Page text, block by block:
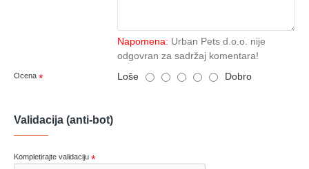
Napomena: Urban Pets d.o.o. nije
odgovran za sadržaj komentara!
Ocena Loše Dobro
Validacija (anti-bot)
Kompletirajte validaciju